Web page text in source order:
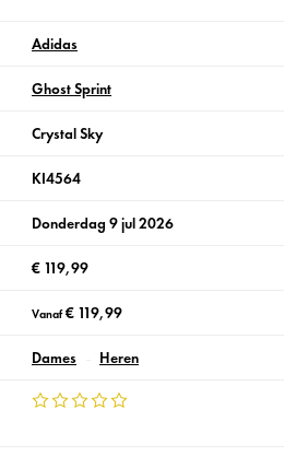
Adidas
Ghost Sprint
Crystal Sky
KI4564
Donderdag 9 jul 2026
€ 119,99
Vanaf€ 119,99
Dames Heren